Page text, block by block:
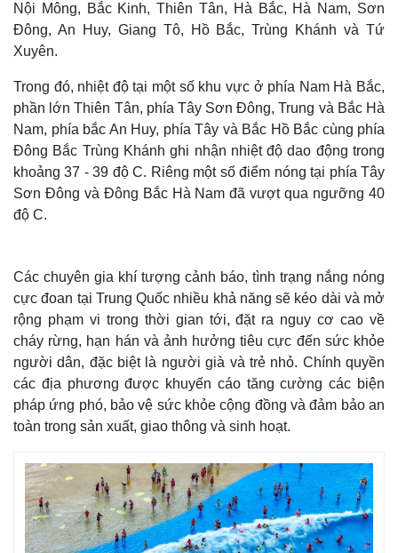
Thế giới
Cuộc sống đó đây
Hồ sơ
Multimedia
Ảnh
E-Magazine
Infographic
Nội Mông, Bắc Kinh, Thiên Tân, Hà Bắc, Hà Nam, Sơn
Đông, An Huy, Giang Tô, Hồ Bắc, Trùng Khánh và Tứ
Xuyên.
Trong đó, nhiệt độ tại một số khu vực ở phía Nam Hà Bắc,
phần lớn Thiên Tân, phía Tây Sơn Đông, Trung và Bắc Hà
Nam, phía bắc An Huy, phía Tây và Bắc Hồ Bắc cùng phía
Đông Bắc Trùng Khánh ghi nhận nhiệt độ dao động trong
khoảng 37 - 39 độ C. Riêng một số điểm nóng tại phía Tây
Sơn Đông và Đông Bắc Hà Nam đã vượt qua ngưỡng 40
độ C.
Các chuyên gia khí tượng cảnh báo, tình trạng nắng nóng
cực đoan tại Trung Quốc nhiều khả năng sẽ kéo dài và mở
rộng phạm vi trong thời gian tới, đặt ra nguy cơ cao về
cháy rừng, hạn hán và ảnh hưởng tiêu cực đến sức khỏe
người dân, đặc biệt là người già và trẻ nhỏ. Chính quyền
các địa phương được khuyến cáo tăng cường các biện
pháp ứng phó, bảo vệ sức khỏe cộng đồng và đảm bảo an
toàn trong sản xuất, giao thông và sinh hoạt.